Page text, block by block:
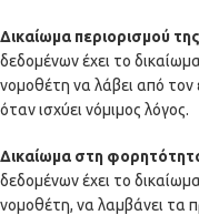
Δικαίωμα περιορισμού
δεδομένων έχει το
νομοθέτη να λάβει από τον
όταν ισχύει νόμιμος λόγος.
Δικαίωμα στη
δεδομένων έχει το
νομοθέτη, να λαμβάνει τα